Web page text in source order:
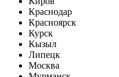
Краснодар
Красноярск
Курск
Кызыл
Липецк
Москва